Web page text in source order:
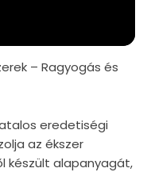
– Ragyogás és
eredetiségi
az ékszer
készült alapanyagát,